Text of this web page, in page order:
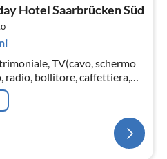
Hotel Saarbrücken Süd
TV(cavo, schermo
radio, bollitore, caffettiera,